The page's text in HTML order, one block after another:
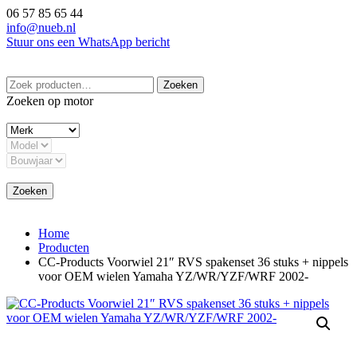
Ga
naar
de
06 57 85 65 44
info@nueb.nl
Stuur ons een WhatsApp bericht
Zoeken
naar:
Zoeken
Zoeken op motor
Zoeken
Home
Producten
CC-Products Voorwiel 21″ RVS spakenset 36 stuks + nippels
voor OEM wielen Yamaha YZ/WR/YZF/WRF 2002-